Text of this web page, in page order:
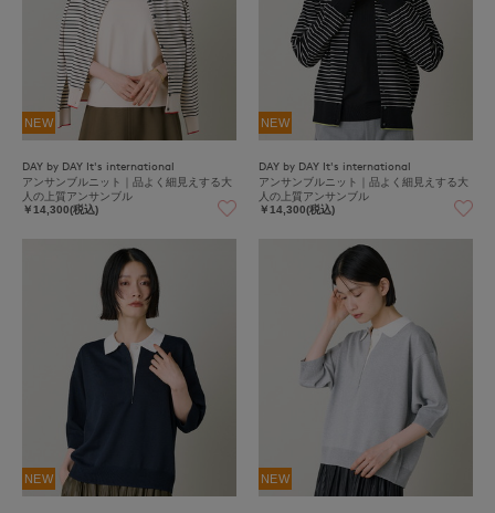
NEW
DAY by DAY It's international
アンサンブルニット｜品よく細見えする大
人の上質アンサンブル
￥14,300(税込)
NEW
DAY by DAY It's international
アンサンブルニット｜品よく細見えする大
人の上質アンサンブル
￥14,300(税込)
NEW NEW